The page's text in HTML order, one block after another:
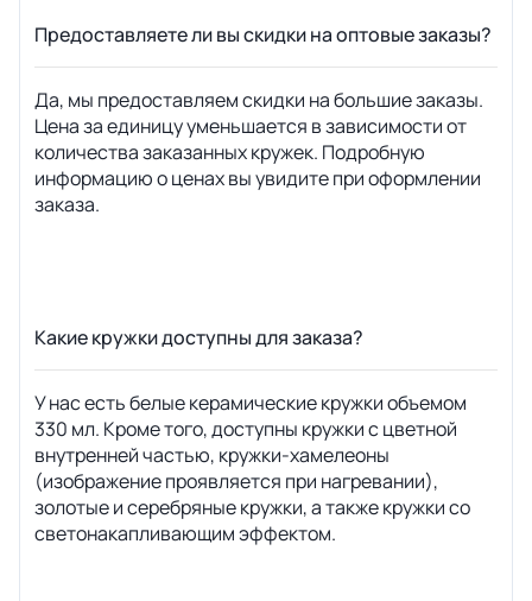
Предоставляете ли вы скидки на оптовые заказы?
Да, мы предоставляем скидки на большие заказы.
Цена за единицу уменьшается в зависимости от
количества заказанных кружек. Подробную
информацию о ценах вы увидите при оформлении
заказа.
Какие кружки доступны для заказа?
У нас есть белые керамические кружки объемом
330 мл. Кроме того, доступны кружки с цветной
внутренней частью, кружки-хамелеоны
(изображение проявляется при нагревании),
золотые и серебряные кружки, а также кружки со
светонакапливающим эффектом.